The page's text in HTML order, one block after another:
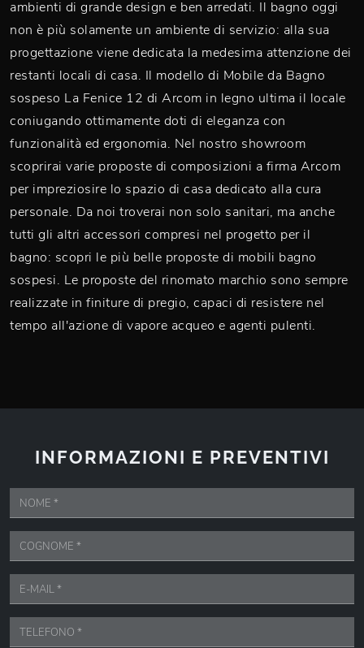
ambienti di grande design e ben arredati. Il bagno oggi
non è più solamente un ambiente di servizio: alla sua
progettazione viene dedicata la medesima attenzione dei
restanti locali di casa. Il modello di Mobile da Bagno
sospeso La Fenice 12 di Arcom in legno ultima il locale
coniugando ottimamente doti di eleganza con
funzionalità ed ergonomia. Nel nostro showroom
scoprirai varie proposte di composizioni a firma Arcom
per impreziosire lo spazio di casa dedicato alla cura
personale. Da noi troverai non solo sanitari, ma anche
tutti gli altri accessori compresi nel progetto per il
bagno: scopri le più belle proposte di mobili bagno
sospesi. Le proposte del rinomato marchio sono sempre
realizzate in finiture di pregio, capaci di resistere nel
tempo all'azione di vapore acqueo e agenti pulenti.
INFORMAZIONI E PREVENTIVI